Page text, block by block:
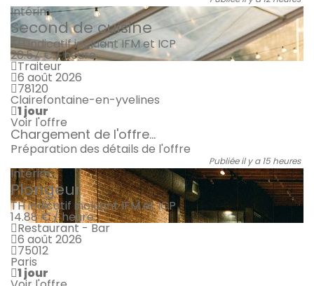
Intérim
Second de cuisine
TH indicatif incluant IFM et ICP
20.57 € / heure
Traiteur
6 août 2026
78120
Clairefontaine-en-yvelines
1 jour
Voir l'offre
Chargement de l'offre...
Préparation des détails de l'offre
Publiée il y a 15 heures
Intérim
Plongeur
TH indicatif incluant IFM et ICP
14.88 € / heure
Restaurant - Bar
6 août 2026
75012
Paris
1 jour